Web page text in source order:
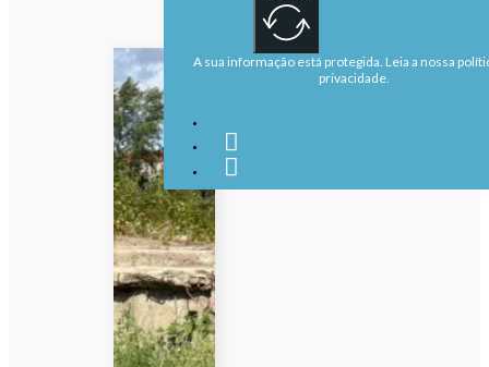
A sua informação está protegida. Leia a nossa
privacidade.